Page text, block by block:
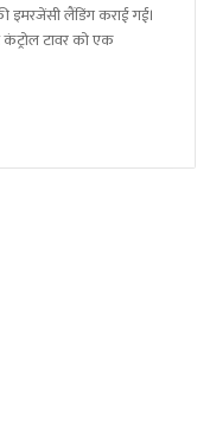
इमरजेंसी लैंडिंग कराई गई।
टावर को एक